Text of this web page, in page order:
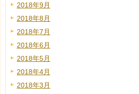
2018年9月
2018年8月
2018年7月
2018年6月
2018年5月
2018年4月
2018年3月